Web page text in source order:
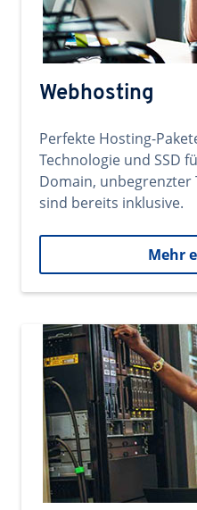
Webhosting
Perfekte Hosting-
Technologie und SSD
Domain, unbegrenzter
sind bereits inklusive.
Mehr